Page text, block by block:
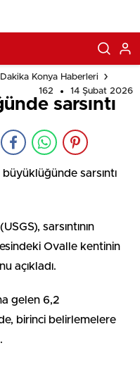
Konya Haberleri
162
14 Şubat 2026
sarsıntı
büyüklüğünde sarsıntı
sarsıntının
Ovalle kentinin
açıkladı.
gelen 6,2
birinci belirlemelere